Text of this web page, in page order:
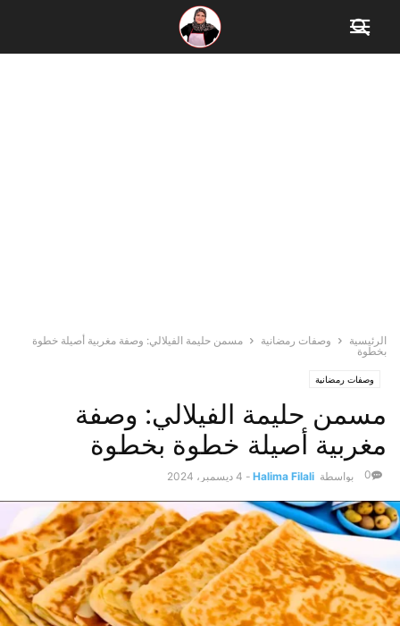
الرئيسية وصفات رمضانية
مسمن حليمة الفيلالي​: وصفة مغربية أصيلة خطوة
بخطوة
وصفات رمضانية
مسمن حليمة الفيلالي​: وصفة
مغربية أصيلة خطوة بخطوة
بواسطة Halima Filali
- 4 ديسمبر، 2024 0